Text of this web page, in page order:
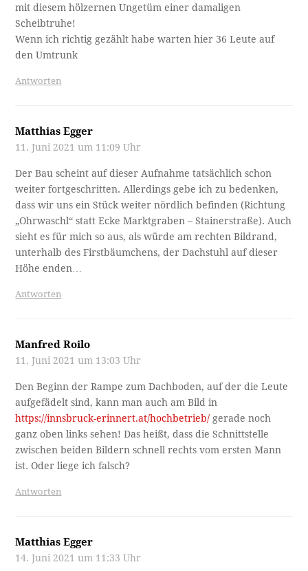
mit diesem hölzernen Ungetüm einer damaligen
Scheibtruhe!
Wenn ich richtig gezählt habe warten hier 36 Leute auf
den Umtrunk
Antworten
Matthias Egger
11. Juni 2021 um 11:09 Uhr
Der Bau scheint auf dieser Aufnahme tatsächlich schon
weiter fortgeschritten. Allerdings gebe ich zu bedenken,
dass wir uns ein Stück weiter nördlich befinden (Richtung
„Ohrwaschl“ statt Ecke Marktgraben – Stainerstraße). Auch
sieht es für mich so aus, als würde am rechten Bildrand,
unterhalb des Firstbäumchens, der Dachstuhl auf dieser
Höhe enden…
Antworten
Manfred Roilo
11. Juni 2021 um 13:03 Uhr
Den Beginn der Rampe zum Dachboden, auf der die Leute
aufgefädelt sind, kann man auch am Bild in
https://innsbruck-erinnert.at/hochbetrieb/ gerade noch
ganz oben links sehen! Das heißt, dass die Schnittstelle
zwischen beiden Bildern schnell rechts vom ersten Mann
ist. Oder liege ich falsch?
Antworten
Matthias Egger
14. Juni 2021 um 11:33 Uhr